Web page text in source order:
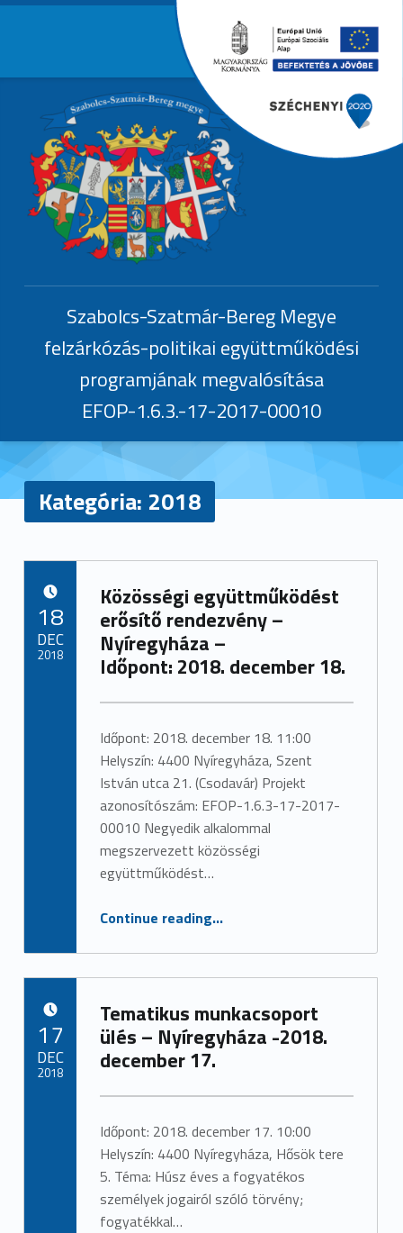
Header info sidebar
Szabolcs-Szatmár-Bereg Megye
felzárkózás-politikai együttműködési
programjának megvalósítása
EFOP-1.6.3.-17-2017-00010
Kategória: 2018
a
0
8
Közösségi együttműködést
erősítő rendezvény –
Nyíregyháza –
Időpont: 2018. december 18.
Időpont: 2018. december 18. 11:00
Helyszín: 4400 Nyíregyháza, Szent
István utca 21. (Csodavár) Projekt
azonosítószám: EFOP-1.6.3-17-2017-
00010 Negyedik alkalommal
megszervezett közösségi
együttműködést…
Continue reading“Közösségi együttműködést erősítő rendezvény – Nyíregyháza – Időpont: 2018. december 18.”
…
18
DEC
2018
Tematikus munkacsoport
ülés – Nyíregyháza -2018.
december 17.
Időpont: 2018. december 17. 10:00
Helyszín: 4400 Nyíregyháza, Hősök tere
5. Téma: Húsz éves a fogyatékos
személyek jogairól szóló törvény;
fogyatékkal…
17
DEC
2018